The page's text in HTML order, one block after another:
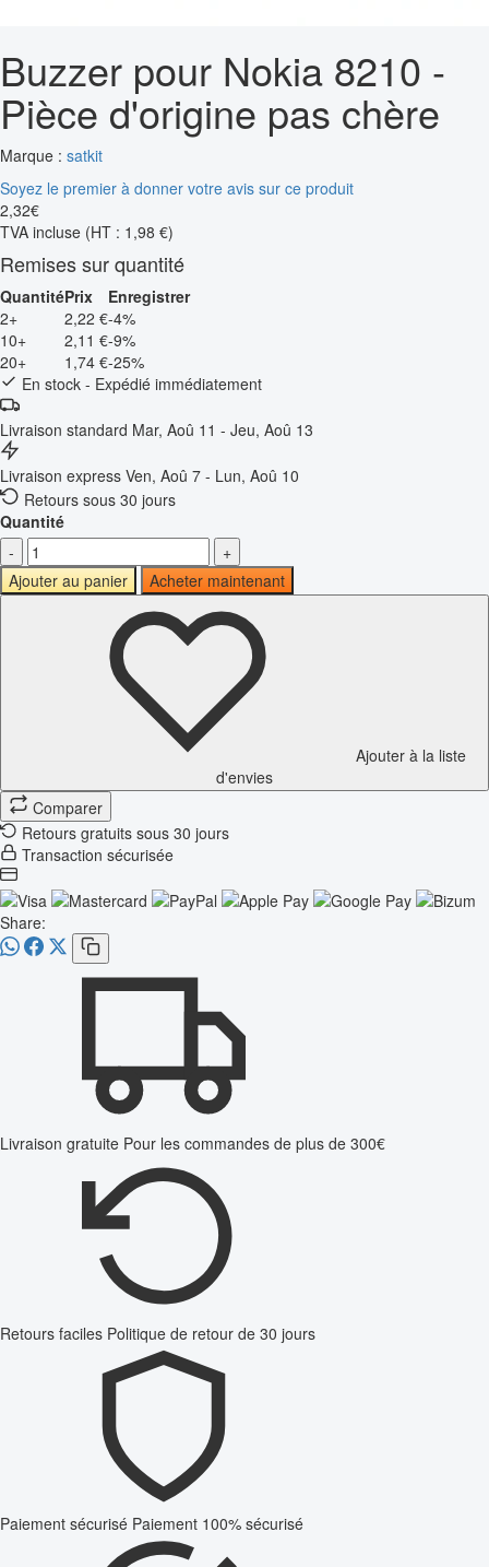
Buzzer pour Nokia 8210 -
Pièce d'origine pas chère
Marque : satkit
Soyez le premier à donner votre avis sur ce produit
2,32€
TVA incluse (HT : 1,98 €)
Remises sur quantité
QuantitéPrix
Enregistrer
2+
2,22 €-4%
10+
2,11 €-9%
20+
1,74 €-25%
En stock - Expédié immédiatement
Livraison standard Mar, Aoû 11 - Jeu, Aoû 13
Livraison express Ven, Aoû 7 - Lun, Aoû 10
Retours sous 30 jours
Quantité
-
+
Ajouter au panier
Acheter maintenant
Ajouter à la liste
d'envies
Comparer
Retours gratuits sous 30 jours
Transaction sécurisée
Share:
Livraison gratuite Pour les commandes de plus de 300€
Retours faciles Politique de retour de 30 jours
Paiement sécurisé Paiement 100% sécurisé